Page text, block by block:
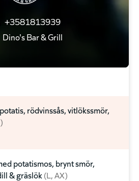
pommes frites
L AX
+3581813939
Dino's Bar & Grill
rödvinssås, vitlökssmör,
potatismos, brynt smör,
& gräslök L AX